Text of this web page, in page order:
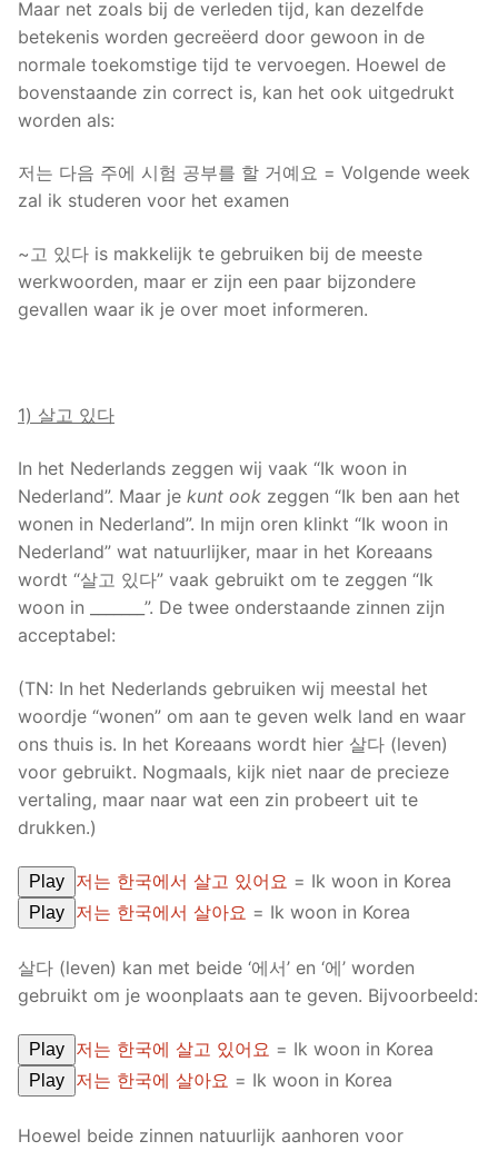
Maar net zoals bij de verleden tijd, kan dezelfde
betekenis worden gecreëerd door gewoon in de
normale toekomstige tijd te vervoegen. Hoewel de
bovenstaande zin correct is, kan het ook uitgedrukt
worden als:
저는 다음 주에 시험 공부를 할 거예요 = Volgende week
zal ik studeren voor het examen
~고 있다 is makkelijk te gebruiken bij de meeste
werkwoorden, maar er zijn een paar bijzondere
gevallen waar ik je over moet informeren.
1) 살고 있다
In het Nederlands zeggen wij vaak “Ik woon in
Nederland”. Maar je kunt ook zeggen “Ik ben aan het
wonen in Nederland”. In mijn oren klinkt “Ik woon in
Nederland” wat natuurlijker, maar in het Koreaans
wordt “살고 있다” vaak gebruikt om te zeggen “Ik
woon in _______”. De twee onderstaande zinnen zijn
acceptabel:
(TN: In het Nederlands gebruiken wij meestal het
woordje “wonen” om aan te geven welk land en waar
ons thuis is. In het Koreaans wordt hier 살다 (leven)
voor gebruikt. Nogmaals, kijk niet naar de precieze
vertaling, maar naar wat een zin probeert uit te
drukken.)
Play 저는 한국에서 살고 있어요 = Ik woon in Korea
Play 저는 한국에서 살아요 = Ik woon in Korea
살다 (leven) kan met beide ‘에서’ en ‘에’ worden
gebruikt om je woonplaats aan te geven. Bijvoorbeeld:
Play 저는 한국에 살고 있어요 = Ik woon in Korea
Play 저는 한국에 살아요 = Ik woon in Korea
Hoewel beide zinnen natuurlijk aanhoren voor